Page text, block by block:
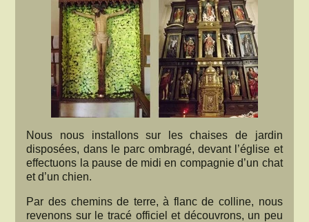
Nous nous installons sur les chaises de jardin
disposées, dans le parc ombragé, devant l’église et
effectuons la pause de midi en compagnie d’un chat
et d’un chien.
Par des chemins de terre, à flanc de colline, nous
revenons sur le tracé officiel et découvrons, un peu